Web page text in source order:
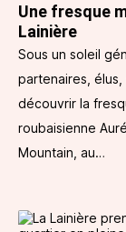
Une fresque
Lainière
Sous un soleil
partenaires,
découvrir la
roubaisienne
Mountain, au…